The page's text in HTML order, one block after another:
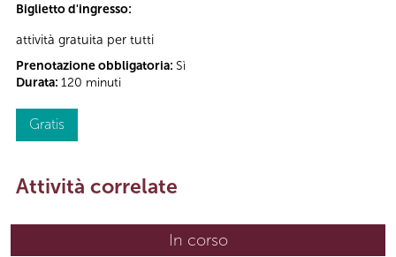
Biglietto d'ingresso:
attività gratuita per tutti
Prenotazione obbligatoria: Sì
Durata: 120 minuti
Gratis
Attività correlate
In corso(scheda attiva)